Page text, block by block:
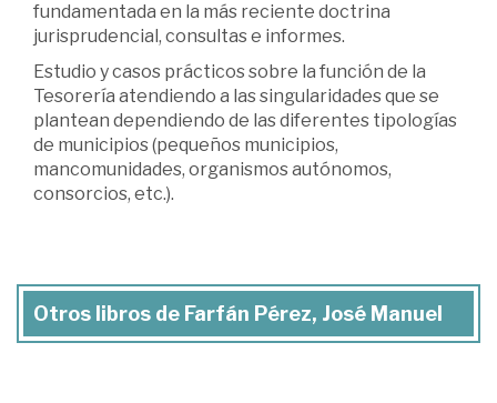
fundamentada en la más reciente doctrina
jurisprudencial, consultas e informes.
Estudio y casos prácticos sobre la función de la
Tesorería atendiendo a las singularidades que se
plantean dependiendo de las diferentes tipologías
de municipios (pequeños municipios,
mancomunidades, organismos autónomos,
consorcios, etc.).
Otros libros de Farfán Pérez, José Manuel